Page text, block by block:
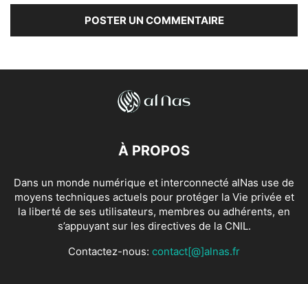
À PROPOS
Dans un monde numérique et interconnecté alNas use de
moyens techniques actuels pour protéger la Vie privée et
la liberté de ses utilisateurs, membres ou adhérents, en
s’appuyant sur les directives de la CNIL.
Contactez-nous: contact[@]alnas.fr